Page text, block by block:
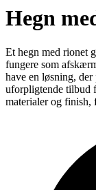
Hegn
Et hegn med rionet
fungere som
have en løsning,
uforpligtende tilbud
materialer og finish,